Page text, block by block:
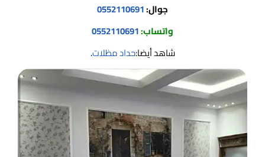
جوال:0552110691
واتساب:0552110691
شاهد أيضا:حداد مظلات.